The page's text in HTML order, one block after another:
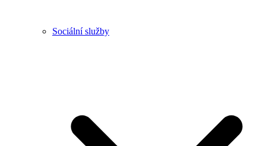
Sociální služby